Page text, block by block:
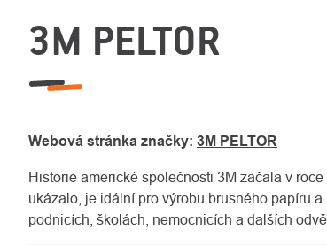
3M PELTOR
Webová stránka značky: 3M PELTOR
Historie americké společnosti 3M začala v
ukázalo, je idální pro výrobu brusného papíru
podnicích, školách, nemocnicích a dalších